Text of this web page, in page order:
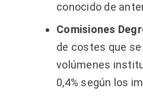
conocido de
Comisiones
de costes que
volúmenes
0,4% según los